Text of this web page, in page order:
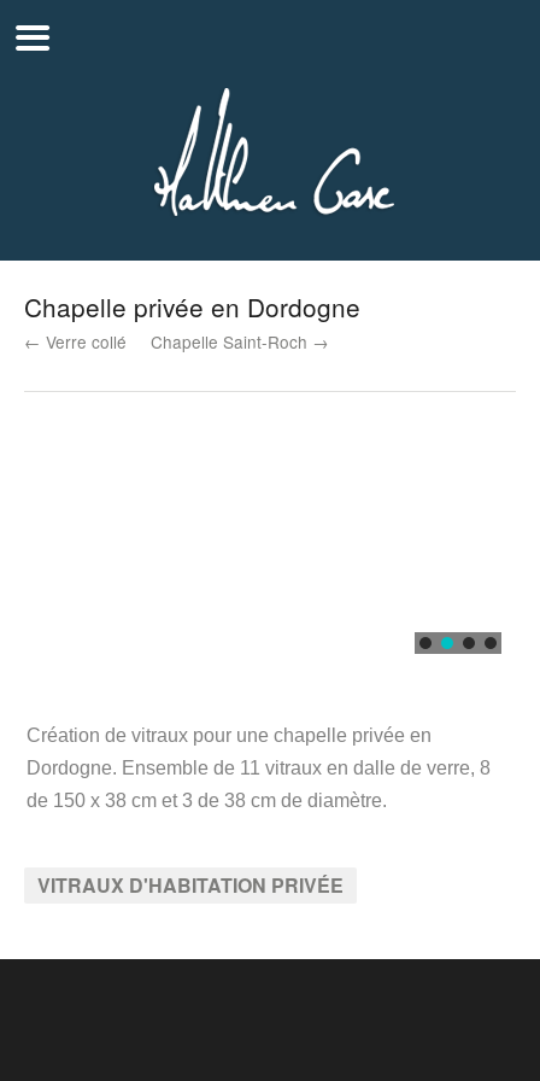
Chapelle privée en Dordogne
← Verre collé Chapelle Saint-Roch →
Création de vitraux pour une chapelle privée en
Dordogne. Ensemble de 11 vitraux en dalle de verre, 8
de 150 x 38 cm et 3 de 38 cm de diamètre.
VITRAUX D'HABITATION PRIVÉE